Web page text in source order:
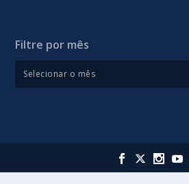
Filtre por mês